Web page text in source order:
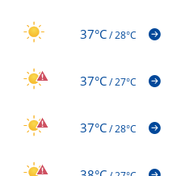
37°C/28°C
37°C/27°C
37°C/28°C